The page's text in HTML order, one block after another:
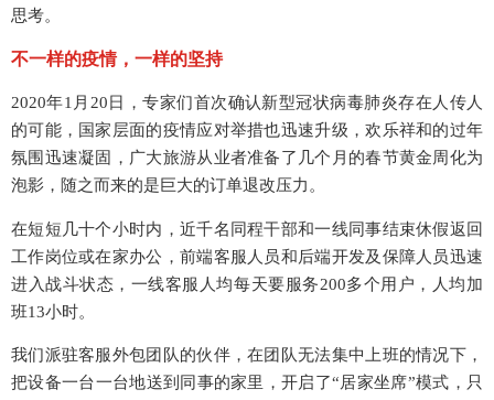
思考。
不一样的疫情，一样的坚持
2020年1月20日，专家们首次确认新型冠状病毒肺炎存在人传人
的可能，国家层面的疫情应对举措也迅速升级，欢乐祥和的过年
氛围迅速凝固，广大旅游从业者准备了几个月的春节黄金周化为
泡影，随之而来的是巨大的订单退改压力。
在短短几十个小时内，近千名同程干部和一线同事结束休假返回
工作岗位或在家办公，前端客服人员和后端开发及保障人员迅速
进入战斗状态，一线客服人均每天要服务200多个用户，人均加
班13小时。
我们派驻客服外包团队的伙伴，在团队无法集中上班的情况下，
把设备一台一台地送到同事的家里，开启了“居家坐席”模式，只